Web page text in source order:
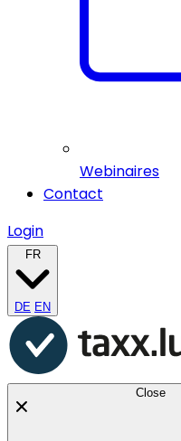
Webinaires
Contact
Login
FR
DE EN
Close